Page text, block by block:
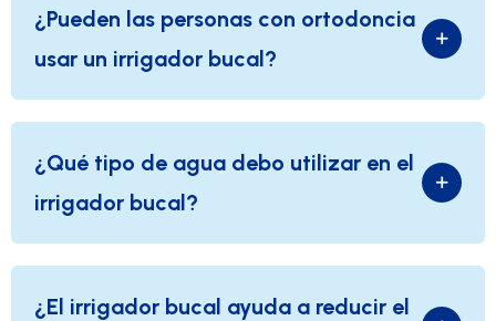
¿Pueden las personas con ortodoncia
usar un irrigador bucal?
¿Qué tipo de agua debo utilizar en el
irrigador bucal?
¿El irrigador bucal ayuda a reducir el